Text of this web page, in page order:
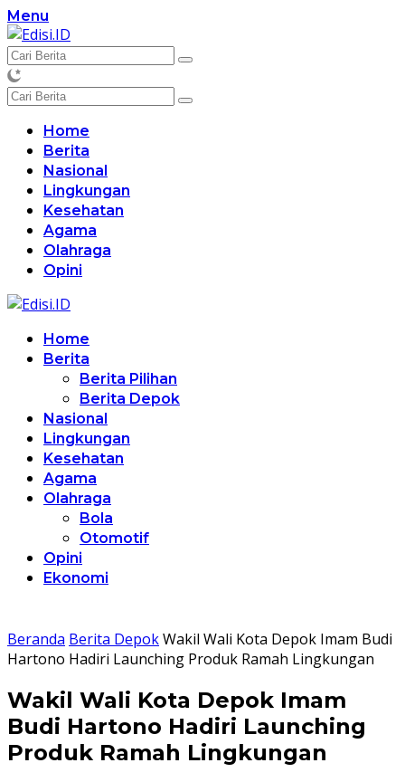
Langsung
ke
konten
Menu
Home
Berita
Nasional
Lingkungan
Kesehatan
Agama
Olahraga
Opini
Home
Berita
Berita Pilihan
Berita Depok
Nasional
Lingkungan
Kesehatan
Agama
Olahraga
Bola
Otomotif
Opini
Ekonomi
Beranda Berita DepokWakil Wali Kota Depok Imam Budi
Hartono Hadiri Launching Produk Ramah Lingkungan
Wakil Wali Kota Depok Imam
Budi Hartono Hadiri Launching
Produk Ramah Lingkungan